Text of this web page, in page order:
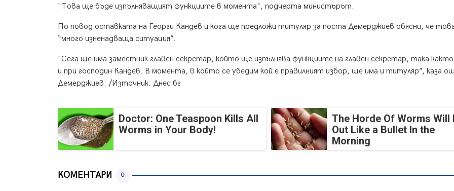
"Това ще бъде изпълняващият функциите в момента", подчерта министърът.
По повод оставката на Георги Кандев и кога ще предложи титуляр за поста Демерджиев обясни, че
“много изненадваща ситуация”.
"Сега ще има заместник главен секретар, който ще изпълнява функциите на главен секретар, така
и при господин Кандев. В момента, в който се убедим кой е правилният избор, ще има и титуляр”, каза
Демерджиев. /Източник: Днес бг
Doctor: One Teaspoon Kills All
Worms in Your Body!
The Horde Of Worms Will
Out Like a Bullet In the
Morning
КОМЕНТАРИ 0